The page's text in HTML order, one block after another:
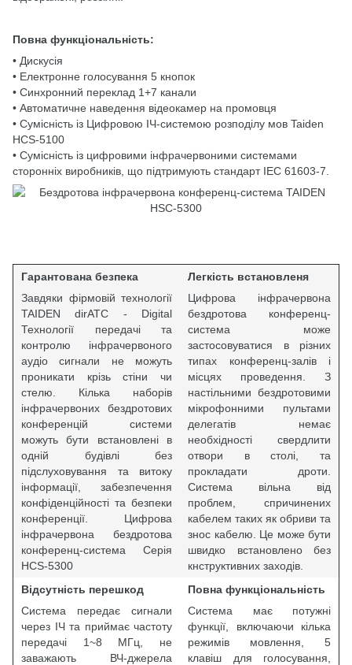
Повна функціональність:
• Дискусія
• Електронне голосування 5 кнопок
• Синхронний переклад 1+7 канали
• Автоматичне наведення відеокамер на промовця
• Сумісність із Цифровою ІЧ-системою розподілу мов Taiden
HCS-5100
• Сумісність із цифровими інфрачервоними системами
сторонніх виробників, що підтримують стандарт IEC 61603-7.
Гарантована безпека
Завдяки фірмовій технології
TAIDEN dirATC - Digital
Технології передачі та
контролю інфрачервоного
аудіо сигнали не можуть
проникати крізь стіни чи
стелю. Кілька наборів
інфрачервоних бездротових
конференцій системи
можуть бути встановлені в
одній будівлі без
підслуховування та витоку
інформації, забезпечення
конфіденційності та безпеки
конференції. Цифрова
інфрачервона бездротова
конференц-система Серія
HCS-5300
Легкість встановленя
Цифрова інфрачервона
бездротова конференц-
система може
застосовуватися в різних
типах конференц-залів і
місцях проведення. З
настільними бездротовими
мікрофонними пультами
делегатів немає
необхідності свердлити
отвори в столі, та
прокладати дроти.
Система вільна від
проблем, спричинених
кабелем таких як обриви та
знос кабелю. Це може бути
швидко встановлено без
кнструктивних заходів.
Відсутність перешкод
Система передає сигнали
через ІЧ та приймає частоту
передачі 1~8 МГц, не
заважають ВЧ-джерела
Повна функціональність
Система має потужні
функції, включаючи кілька
режимів мовлення, 5
клавіш для голосування,